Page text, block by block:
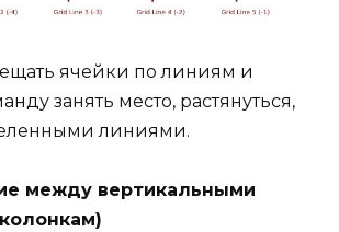
ячейки по линиям и
занять место, растянуться,
линиями.
между вертикальными